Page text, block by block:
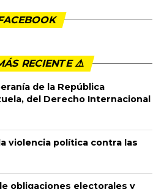
2020, LA
LA CRISIS